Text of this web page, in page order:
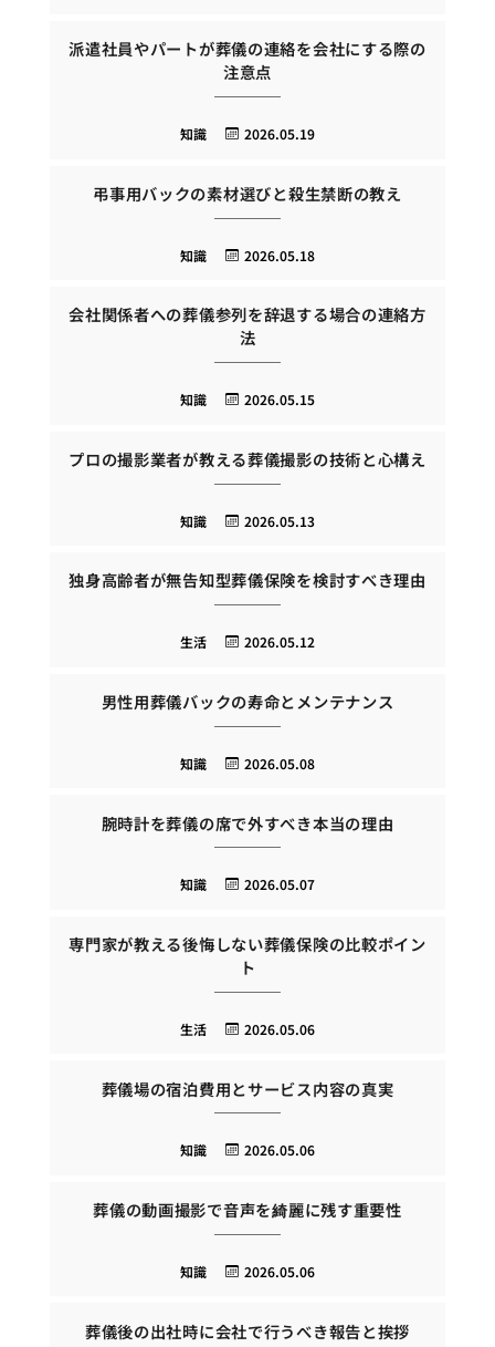
派遣社員やパートが葬儀の連絡を会社にする際の
注意点
2026.05.19
知識
弔事用バックの素材選びと殺生禁断の教え
2026.05.18
知識
会社関係者への葬儀参列を辞退する場合の連絡方
法
2026.05.15
知識
プロの撮影業者が教える葬儀撮影の技術と心構え
2026.05.13
知識
独身高齢者が無告知型葬儀保険を検討すべき理由
2026.05.12
生活
男性用葬儀バックの寿命とメンテナンス
2026.05.08
知識
腕時計を葬儀の席で外すべき本当の理由
2026.05.07
知識
専門家が教える後悔しない葬儀保険の比較ポイン
ト
2026.05.06
生活
葬儀場の宿泊費用とサービス内容の真実
2026.05.06
知識
葬儀の動画撮影で音声を綺麗に残す重要性
2026.05.06
知識
葬儀後の出社時に会社で行うべき報告と挨拶